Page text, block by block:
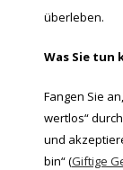
überleben.
Was Sie tun
Fangen Sie
wertlos“
und
bin“ (Giftige